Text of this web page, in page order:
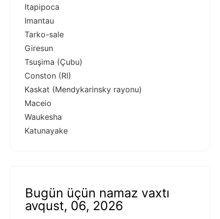
Itapipoca
Imantau
Tarko-sale
Giresun
Tsuşima (Çubu)
Conston (RI)
Kaskat (Mendykarinsky rayonu)
Maceio
Waukesha
Katunayake
Bugün üçün namaz vaxtı
avqust, 06, 2026